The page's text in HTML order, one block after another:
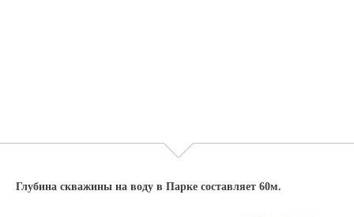
Глубина скважины на воду в Парке составляет 60м.